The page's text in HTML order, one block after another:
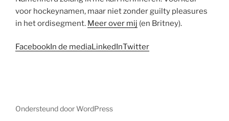
voor hockeynamen, maar niet zonder guilty pleasures
in het ordisegment. Meer over mij (en Britney).
FacebookIn de mediaLinkedInTwitter
Ondersteund door WordPress